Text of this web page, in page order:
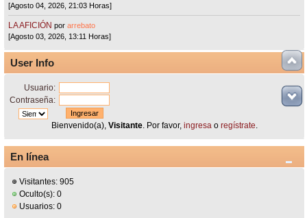
[Agosto 04, 2026, 21:03 Horas]
LA AFICIÓN porarrebato
[Agosto 03, 2026, 13:11 Horas]
User Info
Usuario:
Contraseña:
Bienvenido(a), Visitante. Por favor, ingresao regístrate.
En línea
Visitantes: 905
Oculto(s): 0
Usuarios: 0